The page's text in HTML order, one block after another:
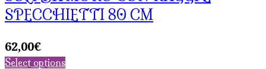
SPECCHIETTI 80 CM
62,00€
Select options